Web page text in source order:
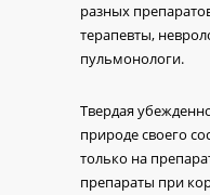
разных
терапевты,
пульмонологи.
Твердая
природе своего
только на
препараты при